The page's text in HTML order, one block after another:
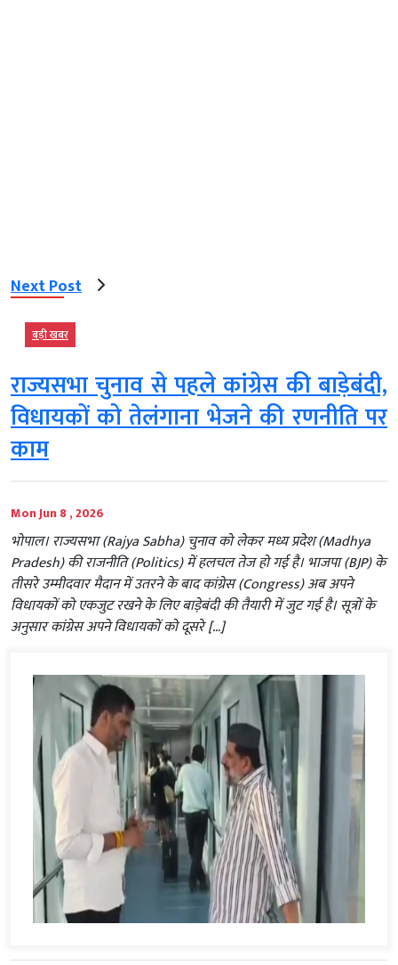
Next Post
बड़ी खबर
राज्यसभा चुनाव से पहले कांग्रेस की बाड़ेबंदी,
विधायकों को तेलंगाना भेजने की रणनीति पर
काम
Mon Jun 8 , 2026
भोपाल। राज्यसभा (Rajya Sabha) चुनाव को लेकर मध्य प्रदेश (Madhya
Pradesh) की राजनीति (Politics) में हलचल तेज हो गई है। भाजपा (BJP) के
तीसरे उम्मीदवार मैदान में उतरने के बाद कांग्रेस (Congress) अब अपने
विधायकों को एकजुट रखने के लिए बाड़ेबंदी की तैयारी में जुट गई है। सूत्रों के
अनुसार कांग्रेस अपने विधायकों को दूसरे […]